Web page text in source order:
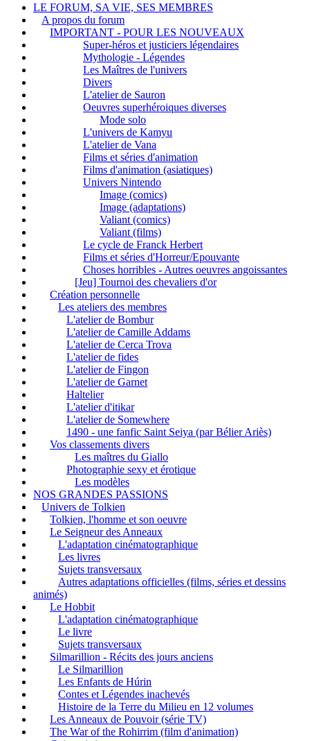
LE FORUM, SA VIE, SES MEMBRES
A propos du forum
IMPORTANT - POUR LES NOUVEAUX
Super-héros et justiciers légendaires
Mythologie - Légendes
Les Maîtres de l'univers
Divers
L'atelier de Sauron
Oeuvres superhéroiques diverses
Mode solo
L'univers de Kamyu
L'atelier de Vana
Films et séries d'animation
Films d'animation (asiatiques)
Univers Nintendo
Image (comics)
Image (adaptations)
Valiant (comics)
Valiant (films)
Le cycle de Franck Herbert
Films et séries d'Horreur/Epouvante
Choses horribles - Autres oeuvres angoissantes
[Jeu] Tournoi des chevaliers d'or
Création personnelle
Les ateliers des membres
L'atelier de Bombur
L'atelier de Camille Addams
L'atelier de Cerca Trova
L'atelier de fides
L'atelier de Fingon
L'atelier de Garnet
Haltelier
L'atelier d'itikar
L'atelier de Somewhere
1490 - une fanfic Saint Seiya (par Bélier Ariès)
Vos classements divers
Les maîtres du Giallo
Photographie sexy et érotique
Les modèles
NOS GRANDES PASSIONS
Univers de Tolkien
Tolkien, l'homme et son oeuvre
Le Seigneur des Anneaux
L'adaptation cinématographique
Les livres
Sujets transversaux
Autres adaptations officielles (films, séries et dessins
animés)
Le Hobbit
L'adaptation cinématographique
Le livre
Sujets transversaux
Silmarillion - Récits des jours anciens
Le Silmarillion
Les Enfants de Húrin
Contes et Légendes inachevés
Histoire de la Terre du Milieu en 12 volumes
Les Anneaux de Pouvoir (série TV)
The War of the Rohirrim (film d'animation)